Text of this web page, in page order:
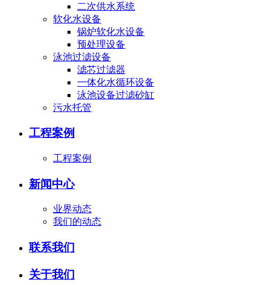
二次供水系统
软化水设备
锅炉软化水设备
预处理设备
泳池过滤设备
滤芯过滤器
一体化水循环设备
泳池设备过滤砂缸
污水托管
工程案例
工程案例
新闻中心
业界动态
我们的动态
联系我们
关于我们